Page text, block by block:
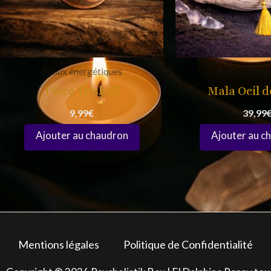
Bijoux énergétiques
Pièce Triskell
9,99€
Mala Oeil
39,99
Mentions légales Politique de Confidentialité